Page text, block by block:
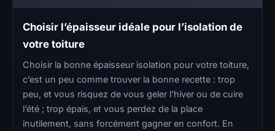
Choisir l’épaisseur idéale pour l’isolation de
votre toiture
Choisir la bonne épaisseur isolation pour votre toiture,
c’est un peu comme trouver la bonne recette : trop
peu, et vous risquez de vous geler l’hiver ou de cuire
l’été ; trop épais, et vous perdez de la place
inutilement, sans forcément gagner en confort. En